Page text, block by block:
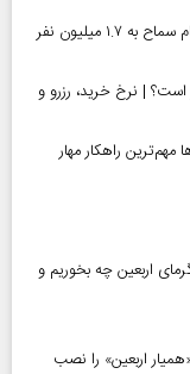
آغاز رسمی برنامه‌های اربعین ۱۴۰۵ در مرز‌ها | ثبت‌نام سماح به ۱.۷ میلیون نفر
زهرا (س) در سال ۱۴۰۵ چقدر است؟ | نرخ خرید، رزرو و
مهم‌ترین راهکار مهار
برای زائران اربعین ۱۴۰۵ | در گرمای اربعین چه بخوریم و
اربعین» را نصب